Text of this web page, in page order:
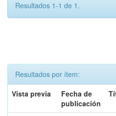
Resultados 1-1 de 1.
Resultados por ítem:
Vista previa
Fecha de
publicación